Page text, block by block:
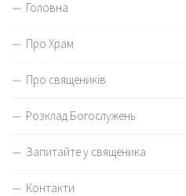
Головна
Про Храм
Про священиків
Розклад Богослужень
Запитайте у священика
Контакти